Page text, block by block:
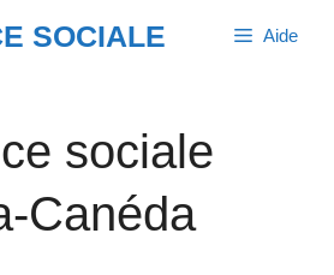
SOCIALE Aide
sociale
Canéda